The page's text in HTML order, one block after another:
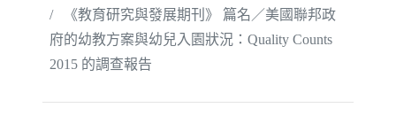
《教育研究與發展期刊》 篇名／美國聯邦政
府的幼教方案與幼兒入園狀況：Quality Counts
2015 的調查報告